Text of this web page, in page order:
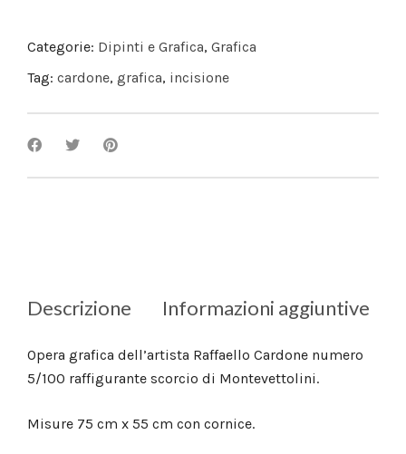
Categorie: Dipinti e Grafica, Grafica
Tag: cardone, grafica, incisione
Descrizione Informazioni aggiuntive
Opera grafica dell’artista Raffaello Cardone numero
5/100 raffigurante scorcio di Montevettolini.
Misure 75 cm x 55 cm con cornice.